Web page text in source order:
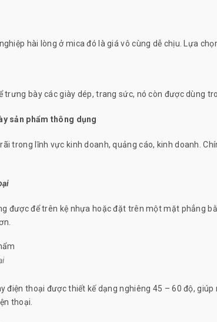
hài lòng ở mica đó là giá vô cùng dễ chịu. Lựa
trưng bày các giày dép, trang sức, nó còn được dùng
sản phẩm thông dụng
trong lĩnh vực kinh doanh, quảng cáo, kinh doanh.
được để trên kệ nhựa hoặc đặt trên một mặt phẳng
điện thoại được thiết kế dạng nghiêng 45 – 60 độ,
thoại.